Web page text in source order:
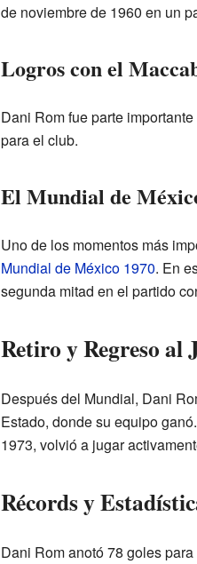
de noviembre de 1960 en un
Logros con el
Dani Rom fue parte
para el club.
El Mundial de
Uno de los momentos más
Mundial de México 1970. En
segunda mitad en el partido
Retiro y Regreso al
Después del Mundial, Dani
Estado, donde su equipo
1973, volvió a jugar
Récords y
Dani Rom anotó 78 goles